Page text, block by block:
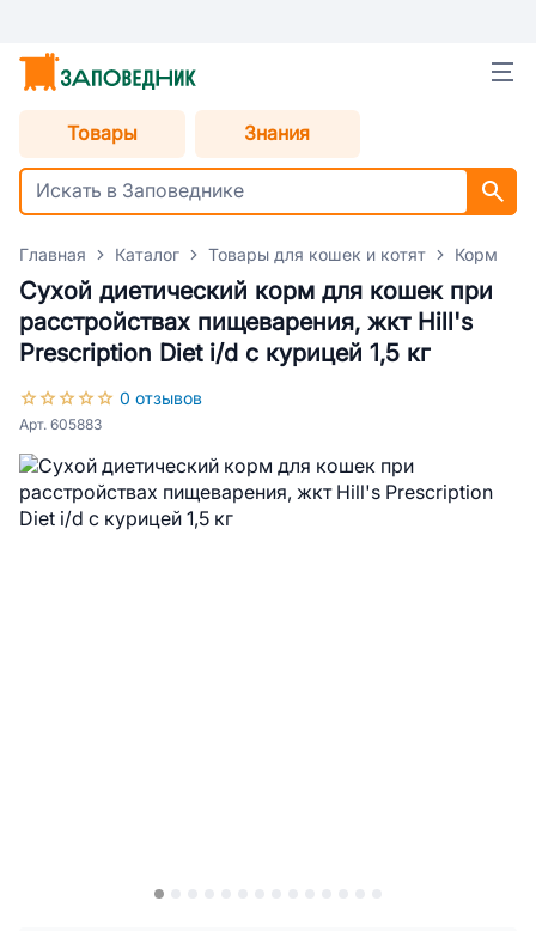
Товары Знания
Главная Каталог Товары для кошек и котят Корм
Сухой диетический корм для кошек при
расстройствах пищеварения, жкт Hill's
Prescription Diet i/d с курицей 1,5 кг
0 отзывов
Арт. 605883